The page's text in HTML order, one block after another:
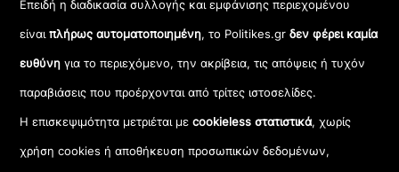
Επειδή η διαδικασία συλλογής και εμφάνισης περιεχομένου
είναιπλήρως αυτοματοποιημένη, το Politikes.grδεν φέρει καμία
ευθύνη για το περιεχόμενο, την ακρίβεια, τις απόψεις ή τυχόν
παραβιάσεις που προέρχονται από τρίτες ιστοσελίδες.
Η επισκεψιμότητα μετριέται μεcookieless στατιστικά, χωρίς
χρήση cookies ή αποθήκευση προσωπικών δεδομένων,